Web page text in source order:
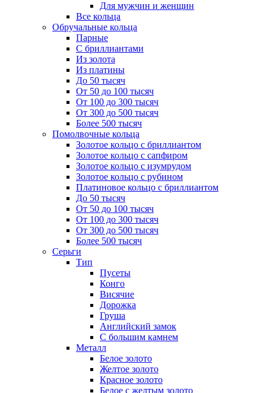
Для мужчин и женщин
Все кольца
Обручальные кольца
Парные
С бриллиантами
Из золота
Из платины
До 50 тысяч
От 50 до 100 тысяч
От 100 до 300 тысяч
От 300 до 500 тысяч
Более 500 тысяч
Помолвочные кольца
Золотое кольцо с бриллиантом
Золотое кольцо с сапфиром
Золотое кольцо с изумрудом
Золотое кольцо с рубином
Платиновое кольцо с бриллиантом
До 50 тысяч
От 50 до 100 тысяч
От 100 до 300 тысяч
От 300 до 500 тысяч
Более 500 тысяч
Серьги
Тип
Пусеты
Конго
Висячие
Дорожка
Груша
Английский замок
С большим камнем
Металл
Белое золото
Желтое золото
Красное золото
Белое с желтым золото